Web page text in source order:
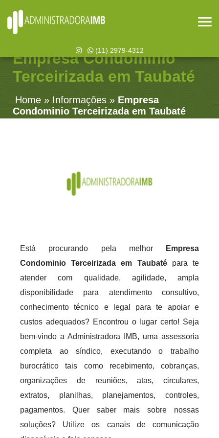
(11) 2979-4312
Empresa Condominio
Terceirizada em Taubaté
Home » Informações » Empresa
Condominio Terceirizada em Taubaté
Está procurando pela melhor
Empresa
Condominio Terceirizada em Taubatépara te
atender com qualidade, agilidade, ampla
disponibilidade para atendimento consultivo,
conhecimento técnico e legal para te apoiar e
custos adequados? Encontrou o lugar certo! Seja
bem-vindo a Administradora IMB, uma assessoria
completa ao síndico, executando o trabalho
burocrático tais como recebimento, cobranças,
organizações de reuniões, atas, circulares,
extratos, planilhas, planejamentos, controles,
pagamentos. Quer saber mais sobre nossas
soluções? Utilize os canais de comunicação